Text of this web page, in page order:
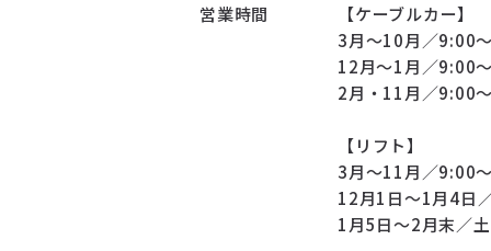
営業時間
【ケーブルカー】
3月～10月／9:00
12月～1月／9:00
2月・11月／9:00
【リフト】
3月～11月／9:00
12月1日～1月4日
1月5日～2月末／